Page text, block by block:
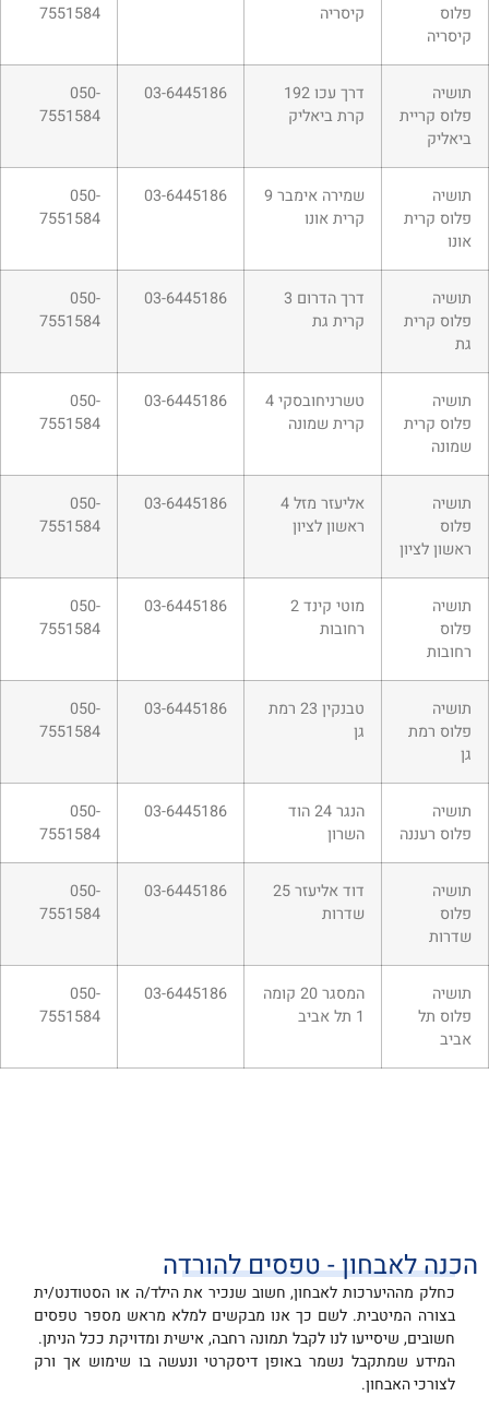
פלוס
קיסריה
קיסריה
7551584
תושיה
פלוס קריית
ביאליק
דרך עכו 192
קרת ביאליק
03-6445186
050-
7551584
תושיה
פלוס קרית
אונו
שמירה אימבר 9
קרית אונו
03-6445186
050-
7551584
תושיה
פלוס קרית
גת
דרך הדרום 3
קרית גת
03-6445186
050-
7551584
תושיה
פלוס קרית
שמונה
טשרניחובסקי 4
קרית שמונה
03-6445186
050-
7551584
תושיה
פלוס
ראשון לציון
אליעזר מזל 4
ראשון לציון
03-6445186
050-
7551584
תושיה
פלוס
רחובות
מוטי קינד 2
רחובות
03-6445186
050-
7551584
תושיה
פלוס רמת
גן
טבנקין 23 רמת
גן
03-6445186
050-
7551584
תושיה
פלוס רעננה
הנגר 24 הוד
השרון
03-6445186
050-
7551584
תושיה
פלוס
שדרות
דוד אליעזר 25
שדרות
03-6445186
050-
7551584
תושיה
פלוס תל
אביב
המסגר 20 קומה
1 תל אביב
03-6445186
050-
7551584
הכנה לאבחון - טפסים להורדה
כחלק מההיערכות לאבחון, חשוב שנכיר את הילד/ה או הסטודנט/ית
בצורה המיטבית. לשם כך אנו מבקשים למלא מראש מספר טפסים
חשובים, שיסייעו לנו לקבל תמונה רחבה, אישית ומדויקת ככל הניתן.
המידע שמתקבל נשמר באופן דיסקרטי ונעשה בו שימוש אך ורק
לצורכי האבחון.